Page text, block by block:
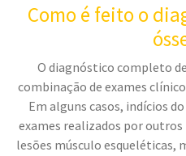
Como é feito o
O diagnóstico completo
combinação de exames
Em alguns casos, indícios
exames realizados por
lesões músculo esqueléticas,